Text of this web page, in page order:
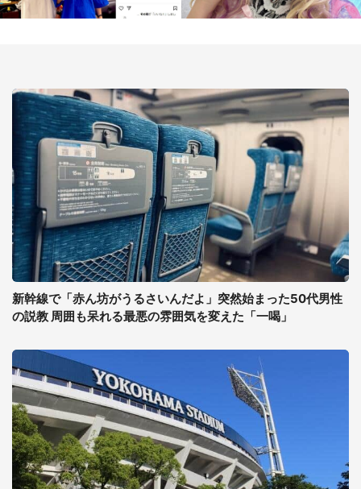
新幹線で「赤ん坊がうるさいんだよ」突然始まった50代男性
の説教 周囲も呆れる最悪の雰囲気を変えた「一喝」